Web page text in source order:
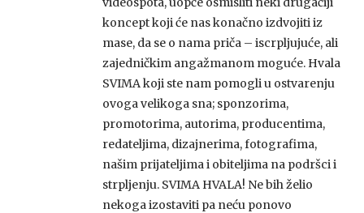
koncept koji će nas konačno izdvojiti iz
mase, da se o nama priča – iscrpljujuće, ali
zajedničkim angažmanom moguće. Hvala
SVIMA koji ste nam pomogli u ostvarenju
ovoga velikoga sna; sponzorima,
promotorima, autorima, producentima,
redateljima, dizajnerima, fotografima,
našim prijateljima i obiteljima na podršci i
strpljenju. SVIMA HVALA! Ne bih želio
nekoga izostaviti pa neću ponovo